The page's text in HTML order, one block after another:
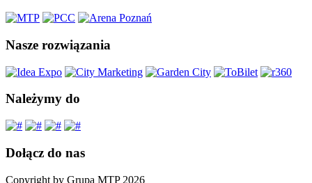
Nasze rozwiązania
Należymy do
Dołącz do nas
Copyright by Grupa MTP 2026